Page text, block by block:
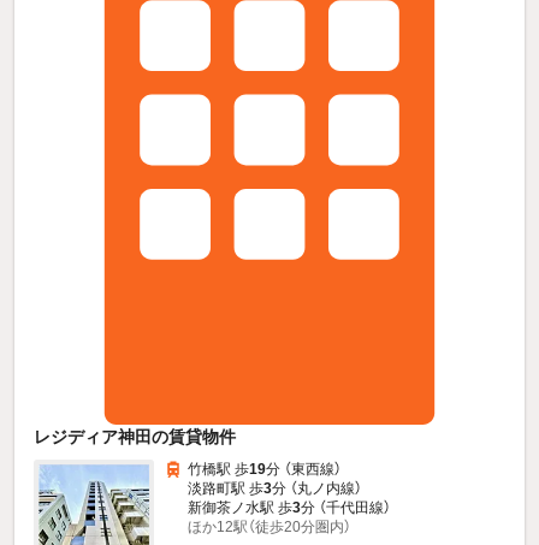
レジディア神田の賃貸物件
竹橋駅 歩19分 （東西線）
淡路町駅 歩3分 （丸ノ内線）
新御茶ノ水駅 歩3分 （千代田線）
ほか12駅（徒歩20分圏内）